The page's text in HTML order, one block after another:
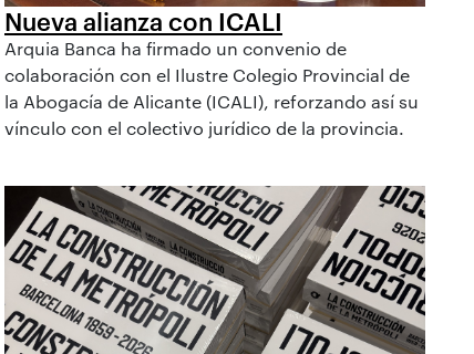
Nueva alianza con ICALI
Arquia Banca ha firmado un convenio de
colaboración con el Ilustre Colegio Provincial de
la Abogacía de Alicante (ICALI), reforzando así su
vínculo con el colectivo jurídico de la provincia.